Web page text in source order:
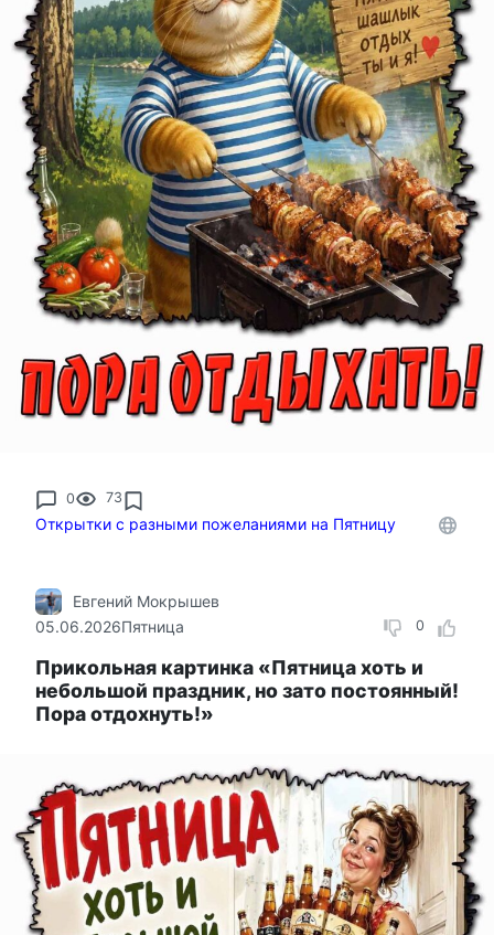
0 73
Открытки с разными пожеланиями на Пятницу
0
Евгений Мокрышев
05.06.2026Пятница
Прикольная картинка «Пятница хоть и
небольшой праздник, но зато постоянный!
Пора отдохнуть!»